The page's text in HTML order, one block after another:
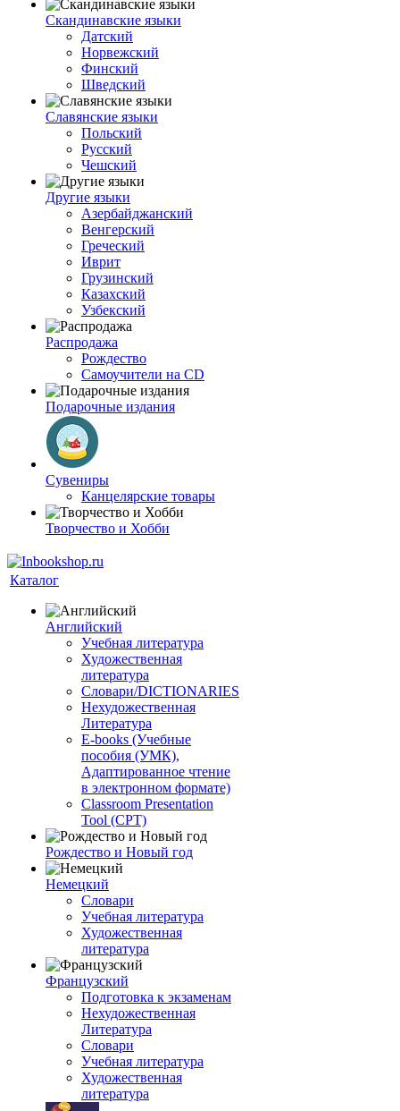
Скандинавские языки
Датский
Норвежский
Финский
Шведский
Славянские языки
Польский
Русский
Чешский
Другие языки
Азербайджанский
Венгерский
Греческий
Иврит
Грузинский
Казахский
Узбекский
Распродажа
Рождество
Самоучители на CD
Подарочные издания
Сувениры
Канцелярские товары
Творчество и Хобби
Каталог
Английский
Учебная литература
Художественная
литература
Словари/DICTIONARIES
Нехудожественная
Литература
E-books (Учебные
пособия (УМК),
Адаптированное чтение
в электронном формате)
Classroom Presentation
Tool (CPT)
Рождество и Новый год
Немецкий
Словари
Учебная литература
Художественная
литература
Французский
Подготовка к экзаменам
Нехудожественная
Литература
Словари
Учебная литература
Художественная
литература